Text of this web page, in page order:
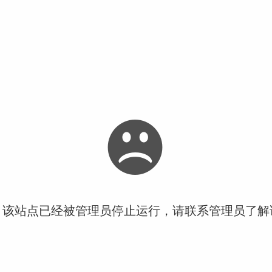
站点已经被管理员停止运行，请联系管理员了